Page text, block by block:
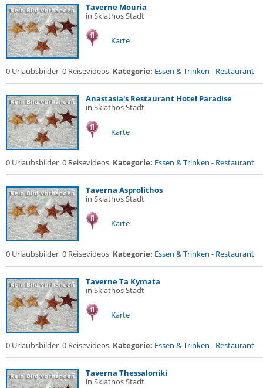
Taverne Mouria
in Skiathos Stadt
Karte
0 Urlaubsbilder 0 Reisevideos Kategorie: Essen & Trinken - Restaurant
Anastasia's Restaurant Hotel Paradise
in Skiathos Stadt
Karte
0 Urlaubsbilder 0 Reisevideos Kategorie: Essen & Trinken - Restaurant
Taverna Asprolithos
in Skiathos Stadt
Karte
0 Urlaubsbilder 0 Reisevideos Kategorie: Essen & Trinken - Restaurant
Taverne Ta Kymata
in Skiathos Stadt
Karte
0 Urlaubsbilder 0 Reisevideos Kategorie: Essen & Trinken - Restaurant
Taverna Thessaloniki
in Skiathos Stadt